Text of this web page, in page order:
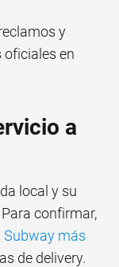
y
oficiales en
a
local y su
confirmar,
Subway más
de delivery.